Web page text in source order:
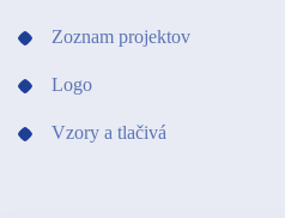
Zoznam projektov
Logo
Vzory a tlačivá